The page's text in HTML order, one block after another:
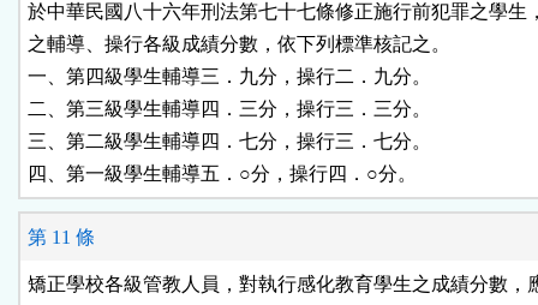
於中華民國八十六年刑法第七十七條修正施行前犯罪之學生
之輔導、操行各級成績分數，依下列標準核記之。
一、第四級學生輔導三．九分，操行二．九分。
二、第三級學生輔導四．三分，操行三．三分。
三、第二級學生輔導四．七分，操行三．七分。
第 11 條
矯正學校各級管教人員，對執行感化教育學生之成績分數，